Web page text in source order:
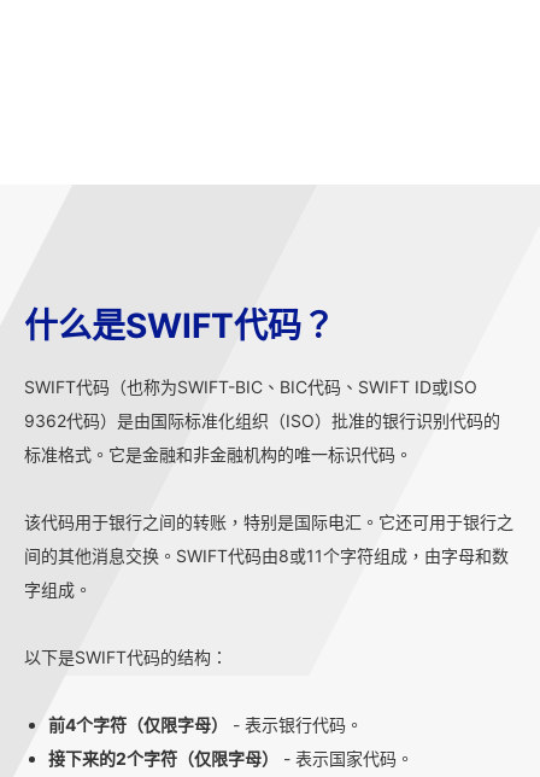
什么是SWIFT代码？
SWIFT代码（也称为SWIFT-BIC、BIC代码、SWIFT ID或ISO
9362代码）是由国际标准化组织（ISO）批准的银行识别代码的
标准格式。它是金融和非金融机构的唯一标识代码。
该代码用于银行之间的转账，特别是国际电汇。它还可用于银行之
间的其他消息交换。SWIFT代码由8或11个字符组成，由字母和数
字组成。
以下是SWIFT代码的结构：
前4个字符（仅限字母）
- 表示银行代码。
接下来的2个字符（仅限字母）
- 表示国家代码。